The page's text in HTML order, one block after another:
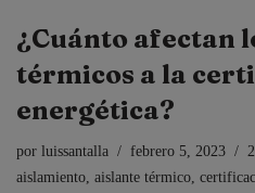
¿Cuánto afectan
térmicos a la
energética?
por luissantalla febrero 5, 2023
aislamiento aislante térmico